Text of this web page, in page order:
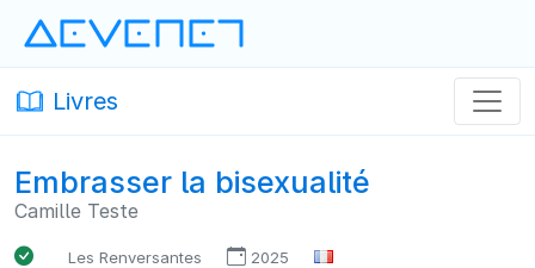
Livres
Embrasser la bisexualité
Camille Teste
Les Renversantes 2025